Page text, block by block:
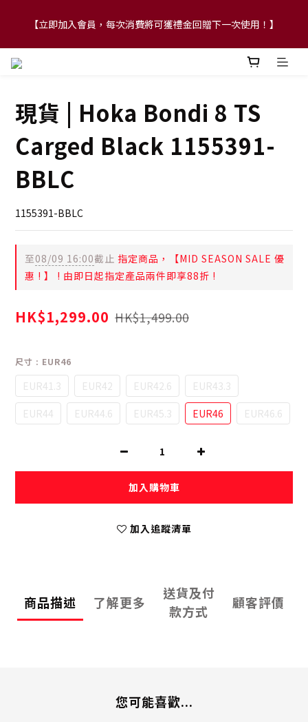
【FLASH SALE 兩件指定現貨產品即享88折】
【立即加入會員，每次消費將可獲禮金回贈下一次使用！】
【FLASH SALE 兩件指定現貨產品即享88折】
現貨 | Hoka Bondi 8 TS
Carged Black 1155391-
BBLC
1155391-BBLC
至08/09 16:00截止 指定商品，【MID SEASON SALE 優
惠 ! 】 ! 由即日起指定產品兩件即享88折 !
HK$1,299.00 HK$1,499.00
尺寸 : EUR46
EUR41.3 EUR42 EUR42.6
EUR43.3
EUR44
EUR44.6 EUR45.3 EUR46 EUR46.6
加入購物車
加入追蹤清單
商品描述 了解更多
送貨及付
款方式
顧客評價
您可能喜歡...